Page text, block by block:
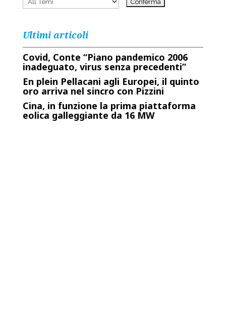
Ultimi articoli
Covid, Conte “Piano pandemico 2006
inadeguato, virus senza precedenti”
En plein Pellacani agli Europei, il quinto
oro arriva nel sincro con Pizzini
Cina, in funzione la prima piattaforma
eolica galleggiante da 16 MW